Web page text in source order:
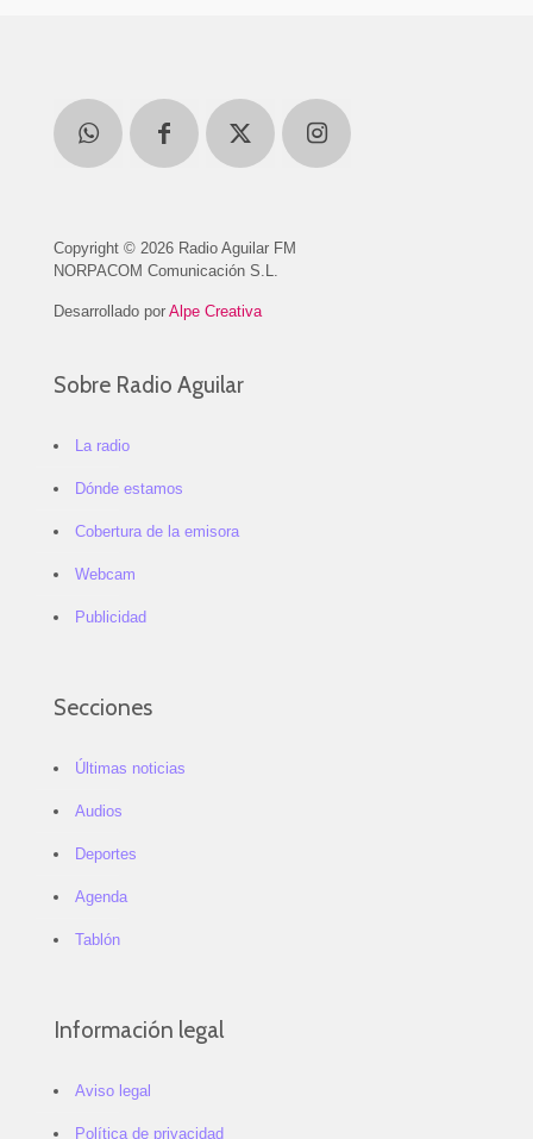
Copyright © 2026 Radio Aguilar FM
NORPACOM Comunicación S.L.
Desarrollado por Alpe Creativa
Sobre Radio Aguilar
La radio
Dónde estamos
Cobertura de la emisora
Webcam
Publicidad
Secciones
Últimas noticias
Audios
Deportes
Agenda
Tablón
Información legal
Aviso legal
Política de privacidad